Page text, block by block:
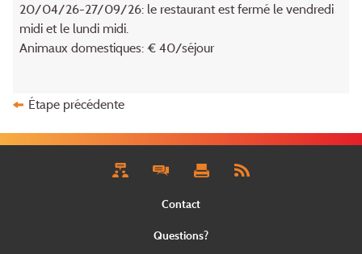
20/04/26-27/09/26: le restaurant est fermé le vendredi
midi et le lundi midi.
Animaux domestiques: € 40/séjour
Étape précédente
Contact
Questions?